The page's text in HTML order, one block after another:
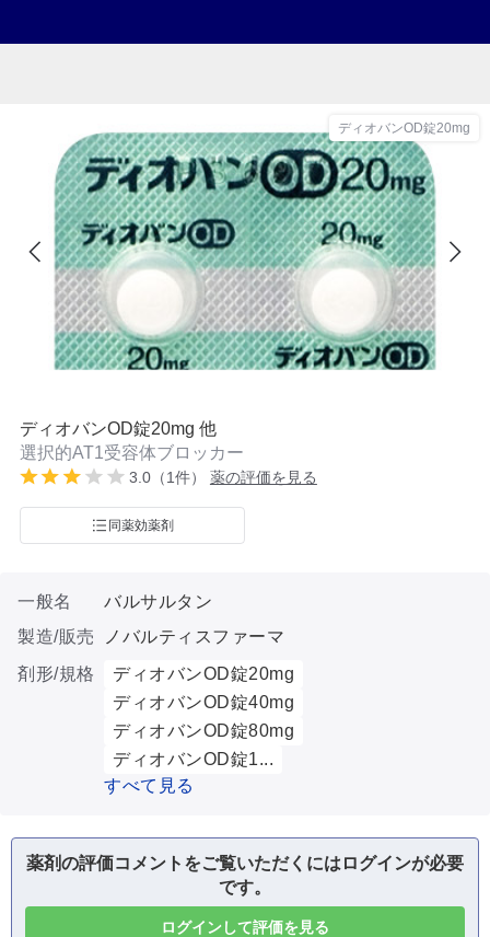
ディオバンOD錠20mg
ディオバンOD錠20mg 他
選択的AT1受容体ブロッカー
3.0（1件） 薬の評価を見る
同薬効薬剤
一般名
バルサルタン
製造/販売
ノバルティスファーマ
剤形/規格
ディオバンOD錠20mg
ディオバンOD錠40mg
ディオバンOD錠80mg
ディオバンOD錠1...
すべて見る
薬剤の評価コメントをご覧いただくにはログインが必要
です。
ログインして評価を見る